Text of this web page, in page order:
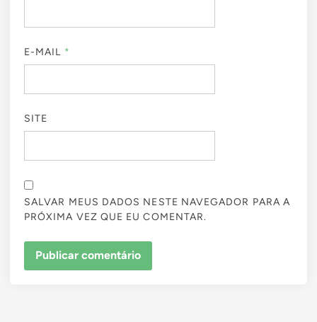
E-MAIL *
SITE
SALVAR MEUS DADOS NESTE NAVEGADOR PARA A
PRÓXIMA VEZ QUE EU COMENTAR.